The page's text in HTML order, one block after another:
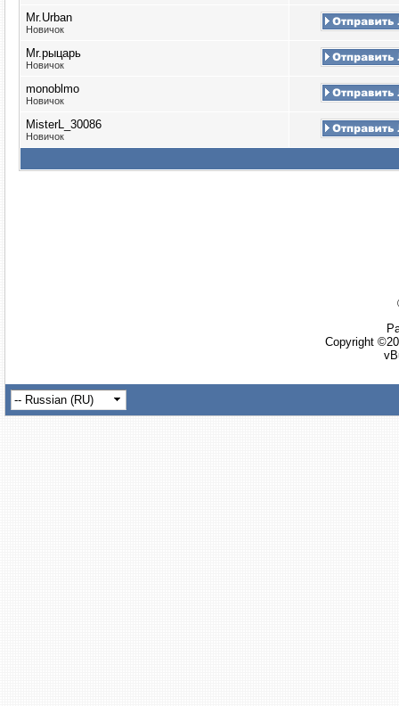
Mr.Urban
Новичок
Mr.рыцарь
Новичок
monoblmo
Новичок
MisterL_30086
Новичок
Copyright